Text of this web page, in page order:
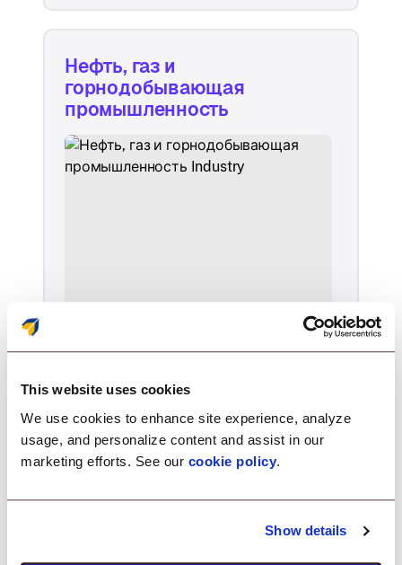
This website uses cookies
We use cookies to enhance site experience, analyze
usage, and personalize content and assist in our
marketing efforts. See our cookie policy.
Show details
Нефть, газ и
горнодобывающая
промышленность
устройствами для самых
Узнать больше